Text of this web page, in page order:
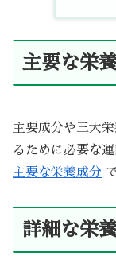
主要な栄
主要成分や三大
るために必要な
主要な栄養成分
詳細な栄